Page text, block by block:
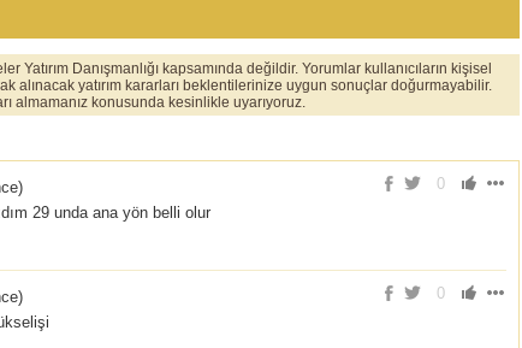
Danışmanlığı kapsamında değildir. Yorumlar kullanıcıların kişisel
alınacak yatırım kararları beklentilerinize uygun sonuçlar doğurmayabilir.
almamanız konusunda kesinlikle uyarıyoruz.
0
)
29 unda ana yön belli olur
0
)